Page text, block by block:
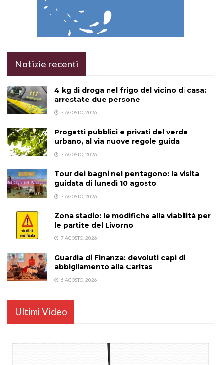
Notizie recenti
4 kg di droga nel frigo del vicino di casa:
arrestate due persone
7 AGOSTO, 2026
Progetti pubblici e privati del verde
urbano, al via nuove regole guida
7 AGOSTO, 2026
Tour dei bagni nel pentagono: la visita
guidata di lunedì 10 agosto
7 AGOSTO, 2026
Zona stadio: le modifiche alla viabilità per
le partite del Livorno
7 AGOSTO, 2026
Guardia di Finanza: devoluti capi di
abbigliamento alla Caritas
6 AGOSTO, 2026
Ultimi Video